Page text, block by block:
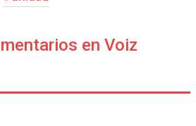
en Voiz